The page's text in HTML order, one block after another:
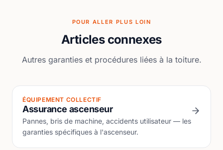
POUR ALLER PLUS LOIN
Articles connexes
Autres garanties et procédures liées à la toiture.
ÉQUIPEMENT COLLECTIF
Assurance ascenseur
Pannes, bris de machine, accidents utilisateur — les
garanties spécifiques à l'ascenseur.